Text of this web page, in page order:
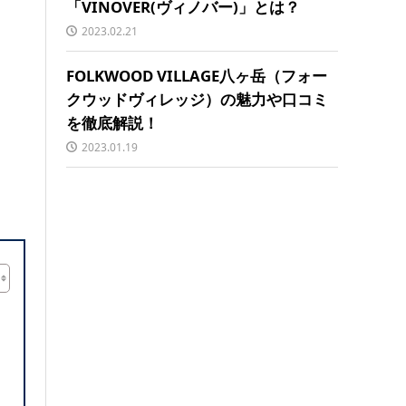
「VINOVER(ヴィノバー)」とは？
2023.02.21
FOLKWOOD VILLAGE八ヶ岳（フォー
クウッドヴィレッジ）の魅力や口コミ
を徹底解説！
2023.01.19